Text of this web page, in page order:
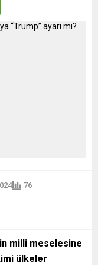
76
milli meselesine
ülkeler